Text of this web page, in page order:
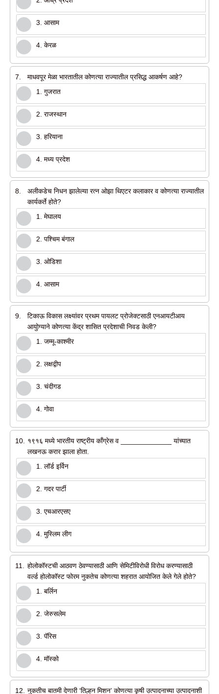
3. आसाम
4. केरळ
7.
माधवपूर मेळा भारतातील कोणत्या राज्यातील प्रसिद्ध आकर्षण आहे?
1. गुजरात
2. राजस्थान
3. हरियाना
4. मध्य प्रदेश
8.
अलीकडेच निधन झालेल्या रत्न ओझा थिएटर कलाकार व कोणत्या राज्यातील
कार्यकर्ते होते?
1. मेघालय
2. पश्चिम बंगाल
3. ओडिशा
4. आसाम
9.
टिकाऊ विकास लक्ष्यांवर प्रथम पायलट प्रोजेक्टसाठी एनआयटीआय
आयुोग्याने कोणत्या केंद्र शासित प्रदेशाची निवड केली?
1. जम्मू-काश्मीर
2. लक्षद्वीप
3. चंदीगड
4. गोवा
10.
१९१६ मध्ये भारतीय राष्ट्रीय कॉंग्रेस व _____________ यांच्यात
लखनऊ करार झाला होता.
1. लॉर्ड इर्विन
2. गदर पार्टी
3. एचआरएसए
4. मुस्लिम लीग
11.
होलोकॉस्टची आठवण ठेवण्यासाठी आणि सेमिटीविरोधी विरोध करण्यासाठी
वर्ल्ड होलोकॉस्ट फोरम नुकतेच कोणत्या शहरात आयोजित केले गेले होते?
1. बर्लिन
2. जेरुसलेम
3. पॅरिस
4. मॉस्को
12.
नुकतीच बातमी देणारी ‘तिल्हन मिशन’ कोणत्या कृषी उत्पादनाच्या उत्पादनाशी